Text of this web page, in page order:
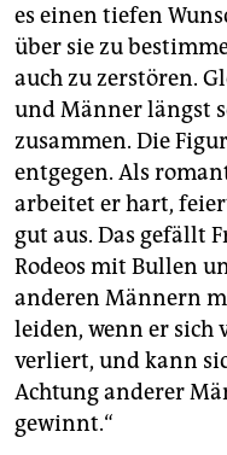
es einen tiefen
über sie zu
auch zu zerstören.
und Männer längst
zusammen. Die
entgegen. Als
arbeitet er hart,
gut aus. Das gefällt
Rodeos mit Bullen
anderen Männern
leiden, wenn er sich
verliert, und kann
Achtung anderer
gewinnt.“